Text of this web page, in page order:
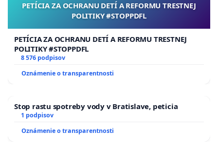
PETÍCIA ZA OCHRANU DETÍ A REFORMU TRESTNEJ
POLITIKY #STOPPDFL
PETÍCIA ZA OCHRANU DETÍ A REFORMU TRESTNEJ
POLITIKY #STOPPDFL
8 576 podpisov
Oznámenie o transparentnosti
Stop rastu spotreby vody v Bratislave, peticia
1 podpisov
Oznámenie o transparentnosti